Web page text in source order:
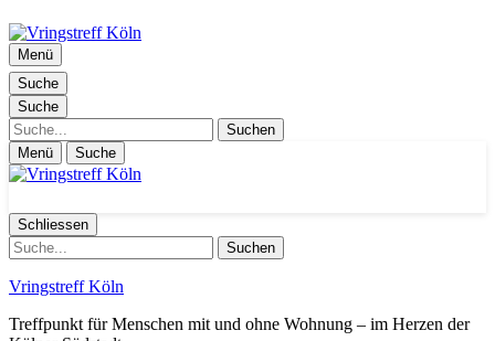
Menü
Suche
Suche
Suche
Menü Suche
Schliessen
Suche
Vringstreff Köln
Treffpunkt für Menschen mit und ohne Wohnung – im Herzen der